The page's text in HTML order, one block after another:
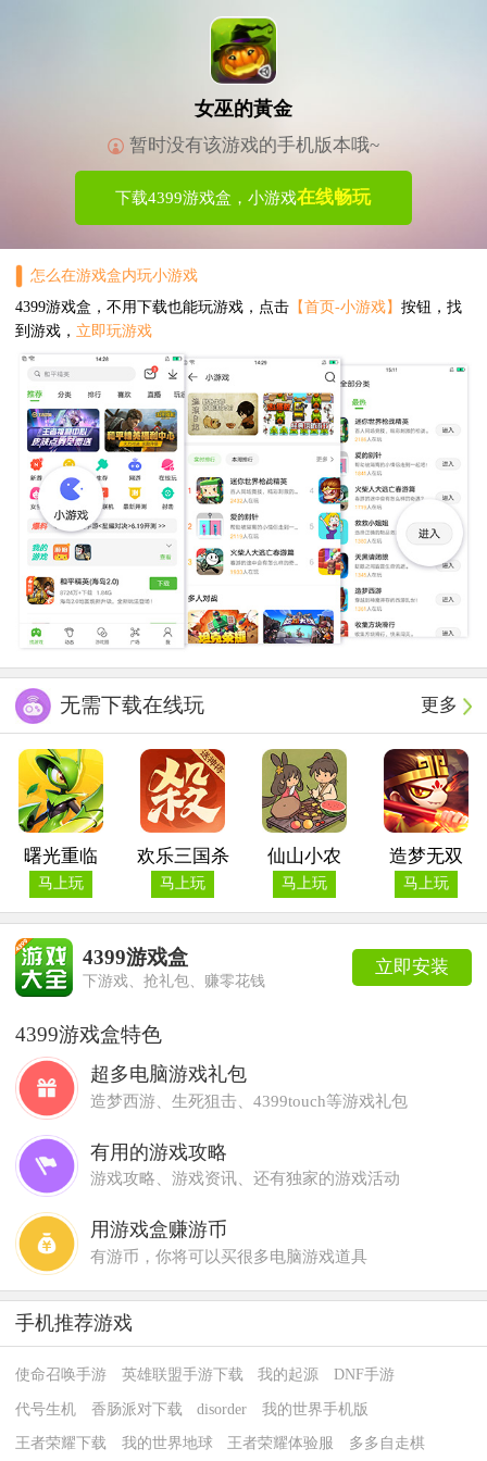
女巫的黃金
暂时没有该游戏的手机版本哦~
下载4399游戏盒，小游戏在线畅玩
怎么在游戏盒内玩小游戏
4399游戏盒，不用下载也能玩游戏，点击【首页-小游戏】 按钮，找
到游戏， 立即玩游戏
更多
无需下载在线玩
曙光重临
马上玩
欢乐三国杀
马上玩
仙山小农
马上玩
造梦无双
马上玩
立即安装
4399游戏盒
下游戏、抢礼包、赚零花钱
4399游戏盒特色
超多电脑游戏礼包
造梦西游、生死狙击、4399touch等游戏礼包
有用的游戏攻略
游戏攻略、游戏资讯、还有独家的游戏活动
用游戏盒赚游币
有游币，你将可以买很多电脑游戏道具
手机推荐游戏
使命召唤手游 英雄联盟手游下载 我的起源 DNF手游
代号生机 香肠派对下载 disorder 我的世界手机版
王者荣耀下载 我的世界地球 王者荣耀体验服 多多自走棋